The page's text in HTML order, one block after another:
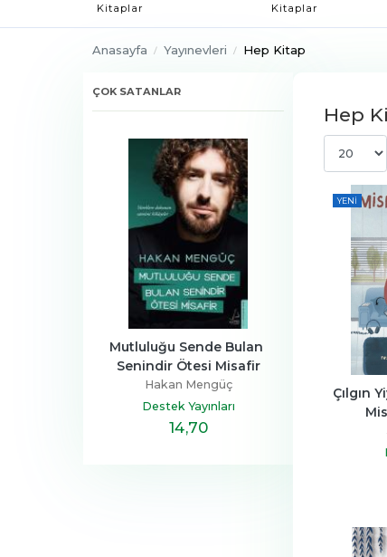
Kitaplar Kitaplar
Anasayfa Yayınevleri Hep Kitap
ÇOK SATANLAR
Mutluluğu Sende Bulan
Senindir Ötesi Misafir
Hakan Mengüç
Destek Yayınları
14,70
Henüz Her
Zeus
Hep
YENI
Çılgın